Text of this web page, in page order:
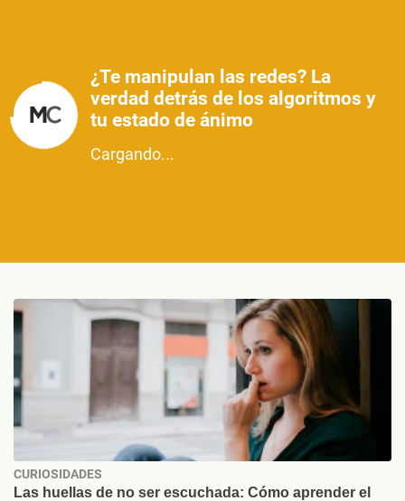
¿Te manipulan las redes? La
verdad detrás de los algoritmos y
tu estado de ánimo
Cargando...
CURIOSIDADES
Las huellas de no ser escuchada: Cómo aprender el